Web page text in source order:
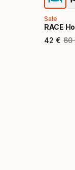
Sale
RACE
42 €
Endpreis
60